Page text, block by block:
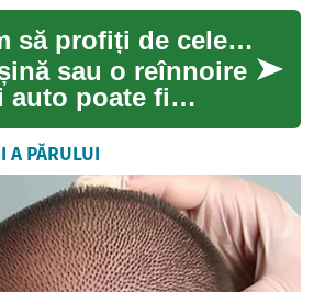
de loan și
Titlu: Cum să profiți de cele mai bune oferte auto fără să te îndatorezi excesiv
sau o reînnoire
auto poate fi
dar și
lângă alegerea
pot...
A PĂRULUI